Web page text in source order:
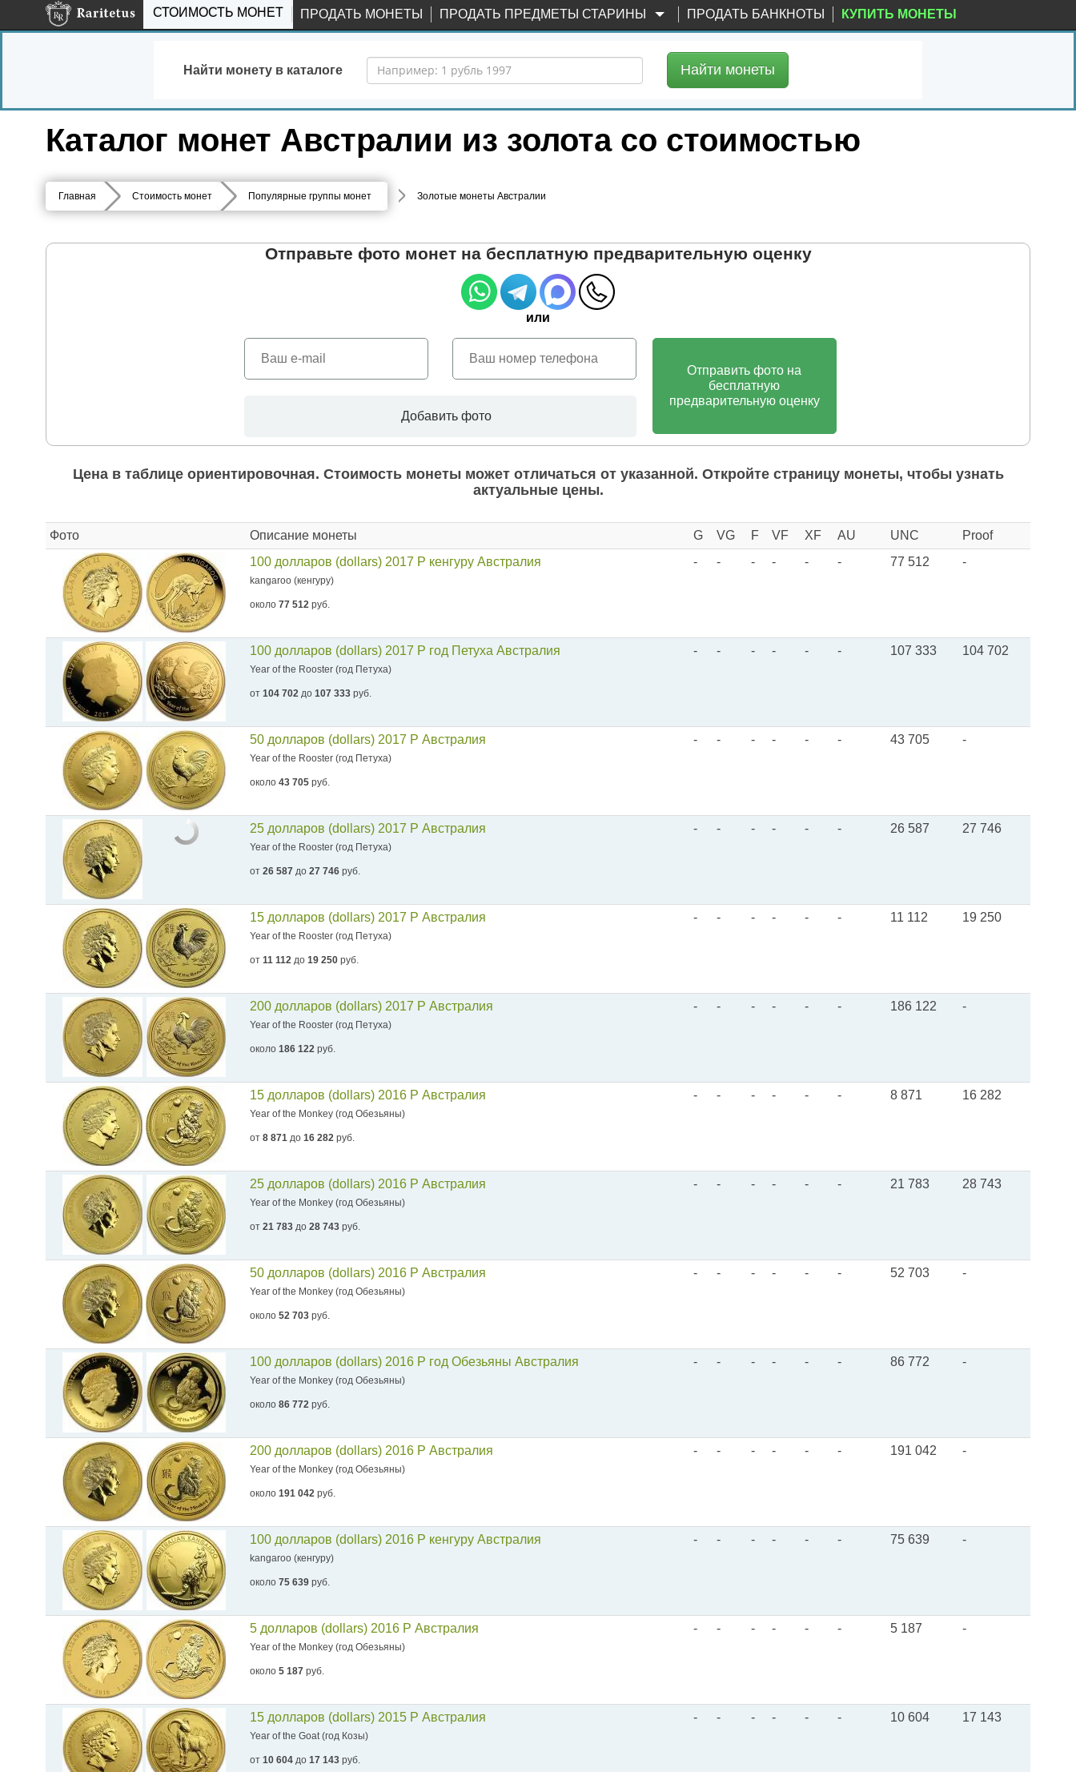
СТОИМОСТЬ МОНЕТ ПРОДАТЬ МОНЕТЫ ПРОДАТЬ ПРЕДМЕТЫ СТАРИНЫ ПРОДАТЬ БАНКНОТЫ КУПИТЬ МОНЕТЫ
Найти монету в каталоге Найти монеты
Каталог монет Австралии из золота со стоимостью
Главная Стоимость монет Популярные группы монет Золотые монеты Австралии
Отправьте фото монет на бесплатную предварительную оценку
или
Добавить фото
Отправить фото на
бесплатную
предварительную оценку
Цена в таблице ориентировочная. Стоимость монеты может отличаться от указанной. Откройте страницу монеты, чтобы узнать
актуальные цены.
Фото Описание монеты G VG F VF XF AU UNC
Proof
100 долларов (dollars) 2017 P кенгуру Австралия
kangaroo (кенгуру)
около 77 512 руб.
- - - - - - 77 512 -
100 долларов (dollars) 2017 P год Петуха Австралия
Year of the Rooster (год Петуха)
от 104 702 до 107 333 руб.
- - - - - - 107 333 104 702
50 долларов (dollars) 2017 P Австралия
Year of the Rooster (год Петуха)
около 43 705 руб.
- - - - - - 43 705 -
25 долларов (dollars) 2017 P Австралия
Year of the Rooster (год Петуха)
от 26 587 до 27 746 руб.
- - - - - - 26 587 27 746
15 долларов (dollars) 2017 P Австралия
Year of the Rooster (год Петуха)
от 11 112 до 19 250 руб.
- - - - - - 11 112 19 250
200 долларов (dollars) 2017 P Австралия
Year of the Rooster (год Петуха)
около 186 122 руб.
- - - - - - 186 122 -
15 долларов (dollars) 2016 P Австралия
Year of the Monkey (год Обезьяны)
от 8 871 до 16 282 руб.
- - - - - - 8 871 16 282
25 долларов (dollars) 2016 P Австралия
Year of the Monkey (год Обезьяны)
от 21 783 до 28 743 руб.
- - - - - - 21 783 28 743
50 долларов (dollars) 2016 P Австралия
Year of the Monkey (год Обезьяны)
около 52 703 руб.
- - - - - - 52 703 -
100 долларов (dollars) 2016 P год Обезьяны Австралия
Year of the Monkey (год Обезьяны)
около 86 772 руб.
- - - - - - 86 772 -
200 долларов (dollars) 2016 P Австралия
Year of the Monkey (год Обезьяны)
около 191 042 руб.
- - - - - - 191 042 -
100 долларов (dollars) 2016 P кенгуру Австралия
kangaroo (кенгуру)
около 75 639 руб.
- - - - - - 75 639 -
5 долларов (dollars) 2016 P Австралия
Year of the Monkey (год Обезьяны)
около 5 187 руб.
- - - - - - 5 187 -
15 долларов (dollars) 2015 P Австралия
Year of the Goat (год Козы)
от 10 604 до 17 143 руб.
- - - - - - 10 604 17 143